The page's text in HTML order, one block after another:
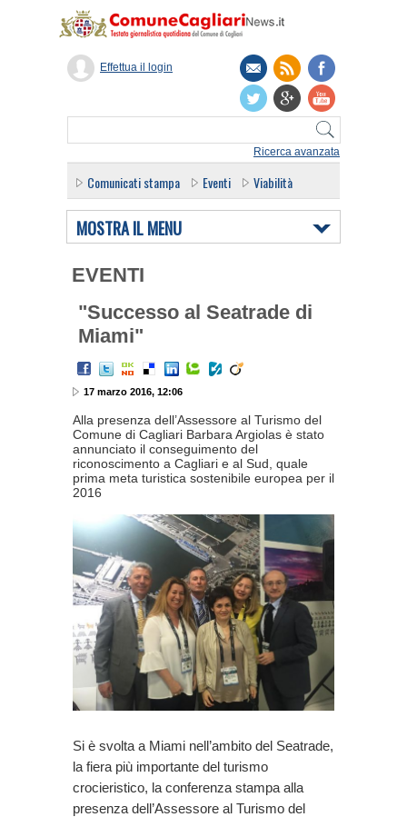
Ricerca avanzata
Effettua il login
Comunicati stampa Eventi Viabilità
MOSTRA IL MENU
EVENTI
"Successo al Seatrade di
Miami"
17 marzo 2016, 12:06
Alla presenza dell’Assessore al Turismo del
Comune di Cagliari Barbara Argiolas è stato
annunciato il conseguimento del
riconoscimento a Cagliari e al Sud, quale
prima meta turistica sostenibile europea per il
2016
Si è svolta a Miami nell’ambito del Seatrade,
la fiera più importante del turismo
crocieristico, la conferenza stampa alla
presenza dell’Assessore al Turismo del